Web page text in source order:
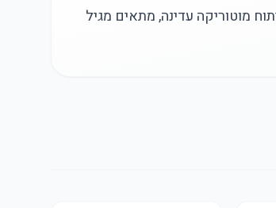
מוטוריקה עדינה, מתאים מגיל